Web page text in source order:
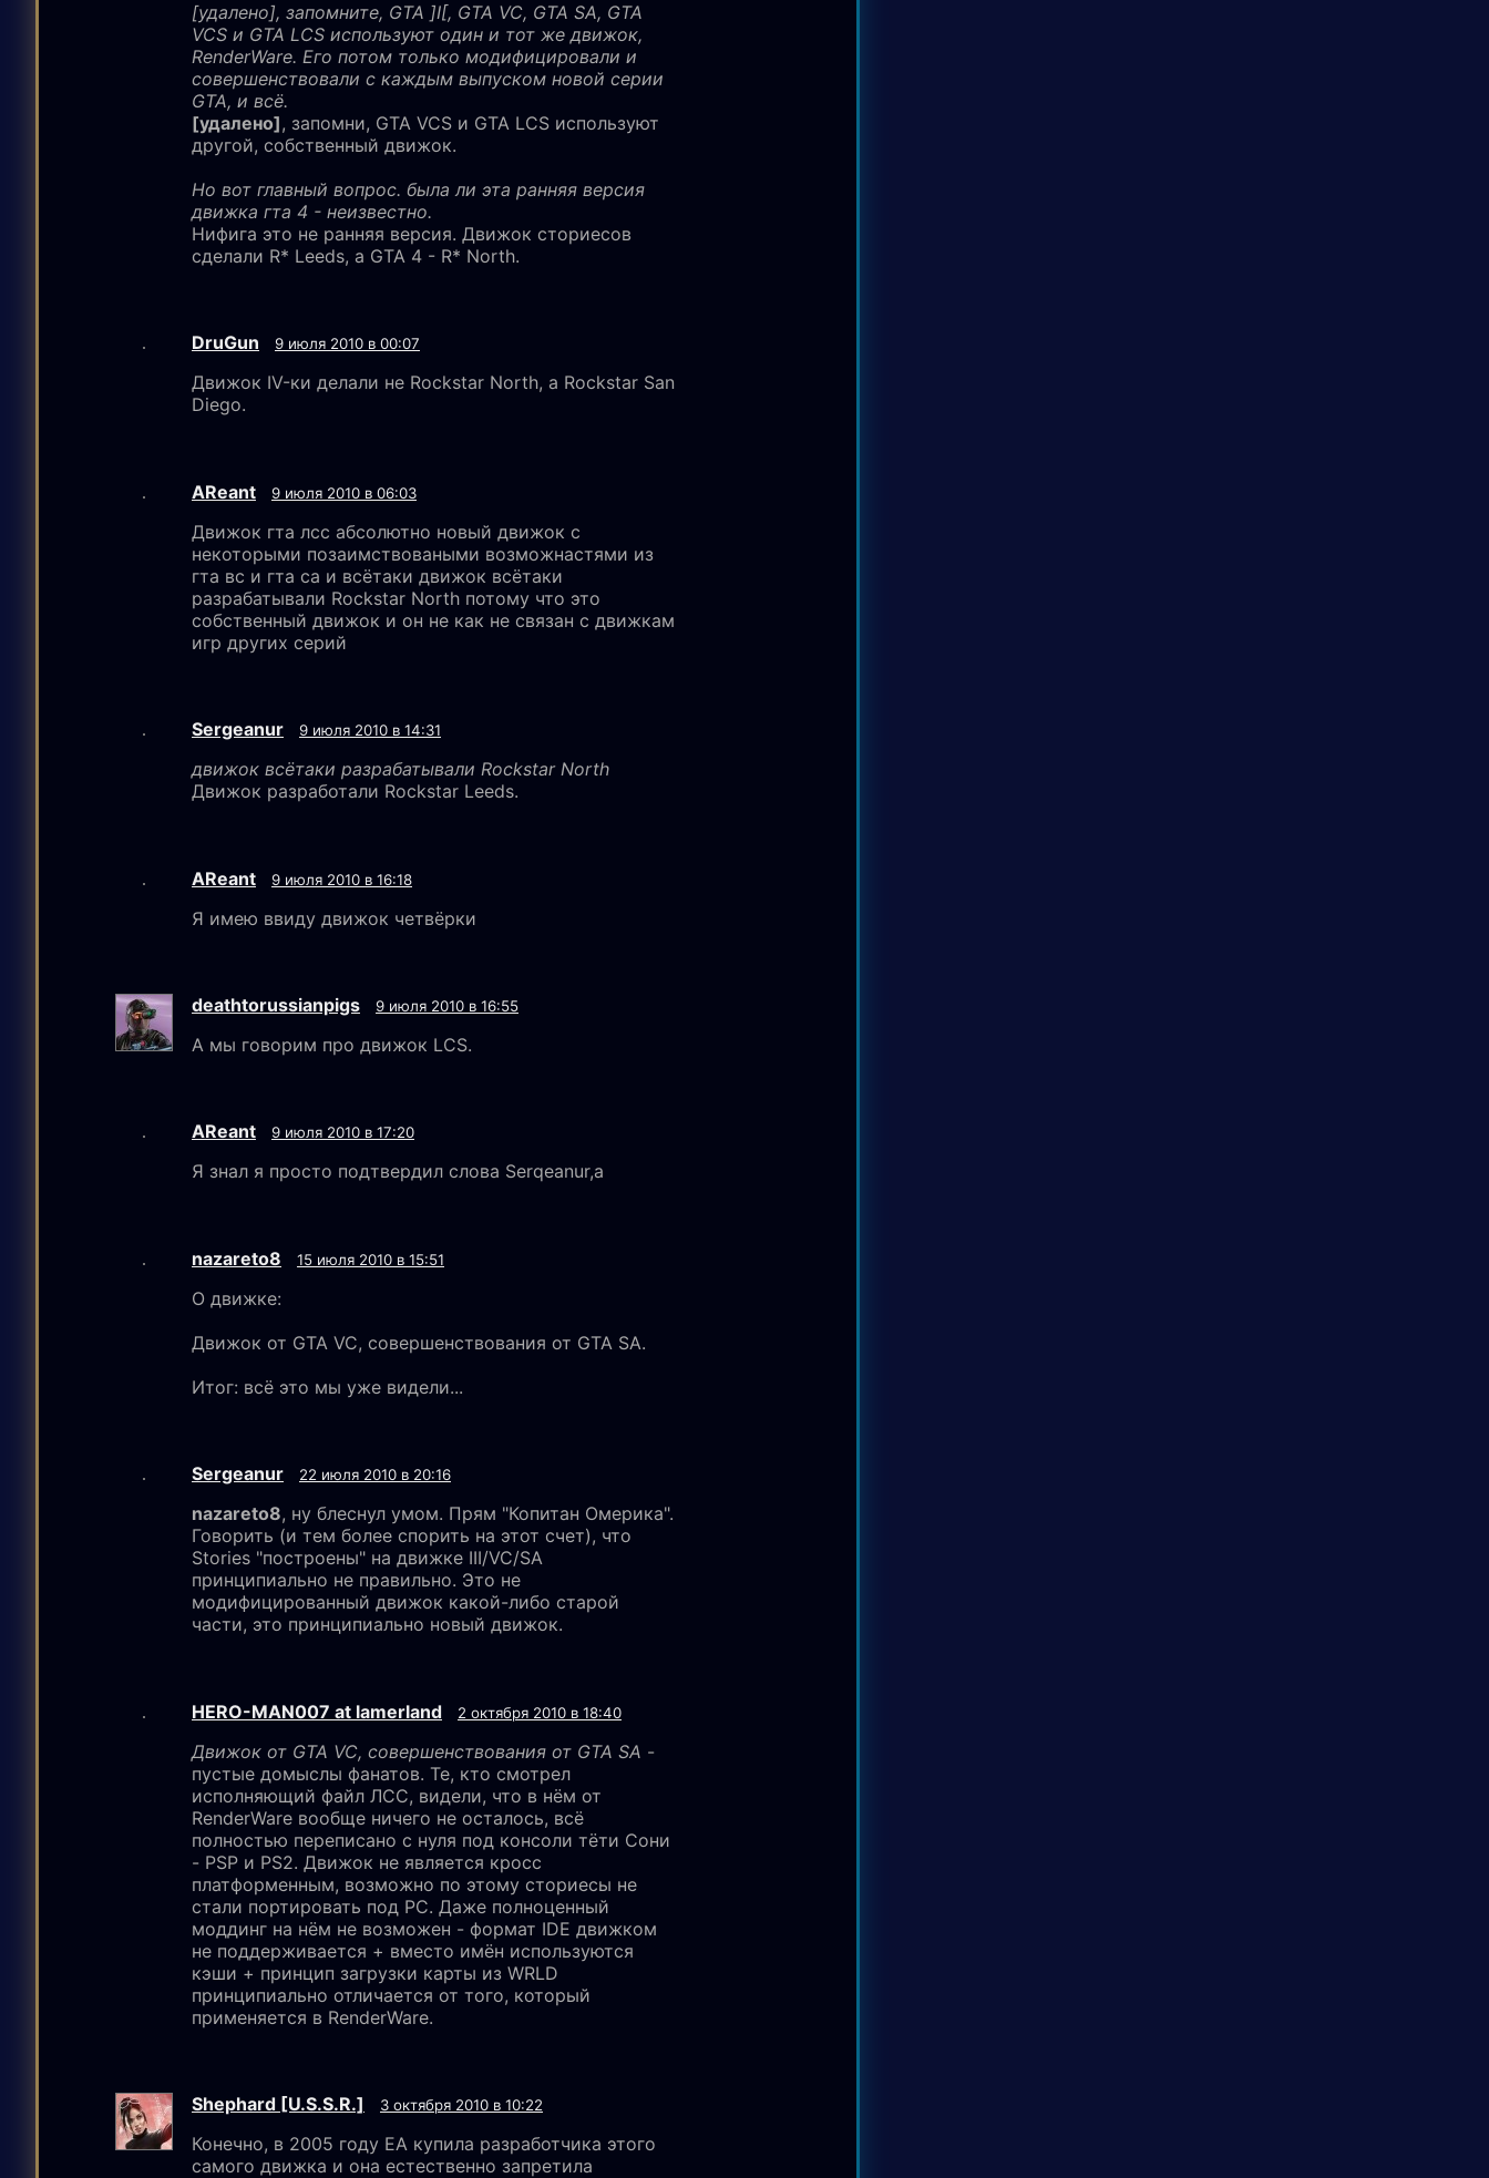
[удалено], запомните, GTA ]I[, GTA VC, GTA SA, GTA
VCS и GTA LCS используют один и тот же движок,
RenderWare. Его потом только модифицировали и
совершенствовали с каждым выпуском новой серии
GTA, и всё.
[удалено], запомни, GTA VCS и GTA LCS используют
другой, собственный движок.
Но вот главный вопрос. была ли эта ранняя версия
движка гта 4 - неизвестно.
Нифига это не ранняя версия. Движок сториесов
сделали R* Leeds, а GTA 4 - R* North.
DruGun 9 июля 2010 в 00:07
Движок IV-ки делали не Rockstar North, а Rockstar San
Diego.
AReant 9 июля 2010 в 06:03
Движок гта лсс абсолютно новый движок с
некоторыми позаимствоваными возможнастями из
гта вс и гта са и всётаки движок всётаки
разрабатывали Rockstar North потому что это
собственный движок и он не как не связан с движкам
игр других серий
Sergeanur 9 июля 2010 в 14:31
движок всётаки разрабатывали Rockstar North
Движок разработали Rockstar Leeds.
AReant 9 июля 2010 в 16:18
Я имею ввиду движок четвёрки
deathtorussianpigs 9 июля 2010 в 16:55
А мы говорим про движок LCS.
AReant 9 июля 2010 в 17:20
Я знал я просто подтвердил слова Serqeanur,а
nazareto8 15 июля 2010 в 15:51
О движке:
Движок от GTA VC, совершенствования от GTA SA.
Итог: всё это мы уже видели...
Sergeanur 22 июля 2010 в 20:16
nazareto8, ну блеснул умом. Прям "Копитан Омерика".
Говорить (и тем более спорить на этот счет), что
Stories "построены" на движке III/VC/SA
принципиально не правильно. Это не
модифицированный движок какой-либо старой
части, это принципиально новый движок.
HERO-MAN007 at lamerland 2 октября 2010 в 18:40
Движок от GTA VC, совершенствования от GTA SA -
пустые домыслы фанатов. Те, кто смотрел
исполняющий файл ЛСС, видели, что в нём от
RenderWare вообще ничего не осталось, всё
полностью переписано с нуля под консоли тёти Сони
- PSP и PS2. Движок не является кросс
платформенным, возможно по этому сториесы не
стали портировать под PC. Даже полноценный
моддинг на нём не возможен - формат IDE движком
не поддерживается + вместо имён используются
кэши + принцип загрузки карты из WRLD
принципиально отличается от того, который
применяется в RenderWare.
Shephаrd [U.S.S.R.] 3 октября 2010 в 10:22
Конечно, в 2005 году EA купила разработчика этого
самого движка и она естественно запретила